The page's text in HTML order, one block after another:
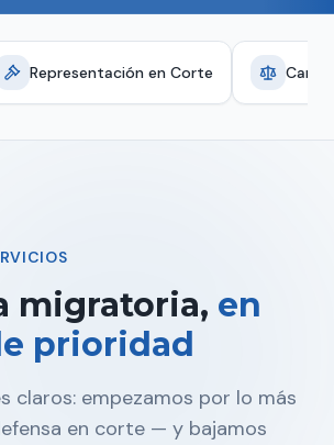
Representación en Corte
migratoria, en
prioridad
claros: empezamos por lo más
en corte — y bajamos